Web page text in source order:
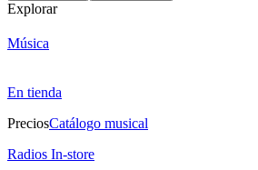
Explorar
Música
En tienda
PreciosCatálogo musical
Radios In-store